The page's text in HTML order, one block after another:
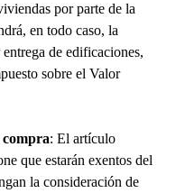
por parte de la
en todo caso, la
de edificaciones,
sobre el Valor
: El artículo
que estarán exentos del
la consideración de